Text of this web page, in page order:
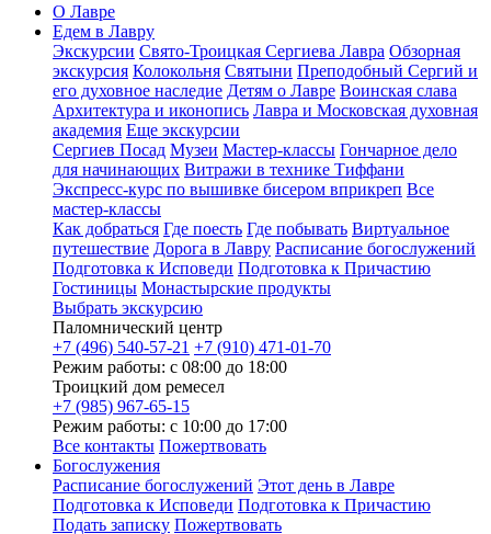
О Лавре
Едем в Лавру
Экскурсии Свято-Троицкая Сергиева Лавра Обзорная
экскурсия Колокольня Святыни Преподобный Сергий и
его духовное наследие Детям о Лавре Воинская слава
Архитектура и иконопись Лавра и Московская духовная
академия Еще экскурсии
Сергиев Посад Музеи Мастер-классы Гончарное дело
для начинающих Витражи в технике Тиффани
Экспресс-курс по вышивке бисером вприкреп Все
мастер-классы
Как добраться Где поесть Где побывать Виртуальное
путешествие Дорога в Лавру Расписание богослужений
Подготовка к Исповеди Подготовка к Причастию
Гостиницы Монастырские продукты
Выбрать экскурсию
Паломнический центр
+7 (496) 540-57-21 +7 (910) 471-01-70
Режим работы: с 08:00 до 18:00
Троицкий дом ремесел
+7 (985) 967-65-15
Режим работы: с 10:00 до 17:00
Все контакты Пожертвовать
Богослужения
Расписание богослужений Этот день в Лавре
Подготовка к Исповеди Подготовка к Причастию
Подать записку Пожертвовать